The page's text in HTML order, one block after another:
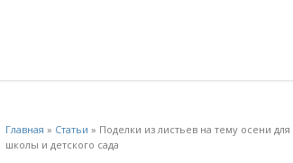
Главная » Статьи » Поделки из листьев на тему осени
школы и детского сада